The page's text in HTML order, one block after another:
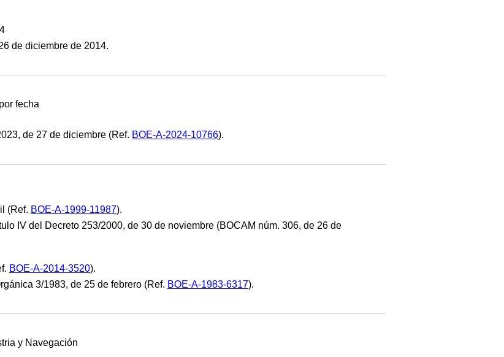
de diciembre de 2014.
por fecha
de 27 de diciembre (Ref. BOE-A-2024-10766).
(Ref. BOE-A-1999-11987).
IV del Decreto 253/2000, de 30 de noviembre (BOCAM núm. 306, de 26 de
BOE-A-2014-3520).
3/1983, de 25 de febrero (Ref. BOE-A-1983-6317).
y Navegación